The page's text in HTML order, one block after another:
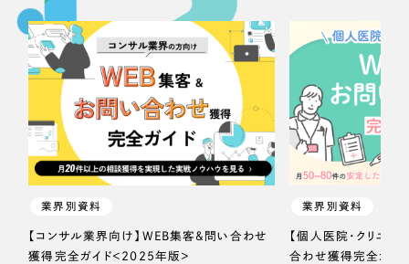
業界別資料
【コンサル業界向け】WEB集客＆問い合わせ
獲得完全ガイド＜2025年版＞
業界別資料
【個人医院・クリニッ
合わせ獲得完全ガイ